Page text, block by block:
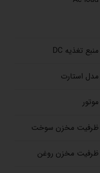
منبع تغذیه DC
مدل استارت
موتور
ظرفیت مخزن سوخت
ظرفیت مخزن روغن